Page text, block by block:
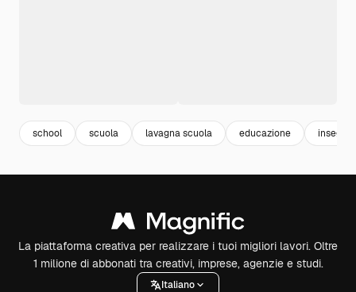
school scuola lavagna scuola educazione
La piattaforma creativa per realizzare i tuoi migliori lavori. Oltre
1 milione di abbonati tra creativi, imprese, agenzie e studi.
Italiano